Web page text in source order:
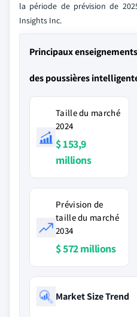
la période de prévision de
Insights Inc.
Principaux
des poussières
Taille du marché
2024
$ 153,9
millions
Prévision de
taille du marché
2034
$ 572 millions
Market Size Trend